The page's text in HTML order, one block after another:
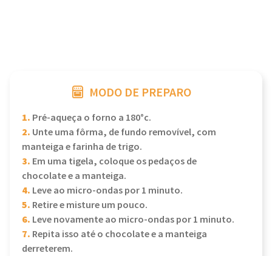
MODO DE PREPARO
1. Pré-aqueça o forno a 180°c.
2. Unte uma fôrma, de fundo removível, com
manteiga e farinha de trigo.
3. Em uma tigela, coloque os pedaços de
chocolate e a manteiga.
4. Leve ao micro-ondas por 1 minuto.
5. Retire e misture um pouco.
6. Leve novamente ao micro-ondas por 1 minuto.
7. Repita isso até o chocolate e a manteiga
derreterem.